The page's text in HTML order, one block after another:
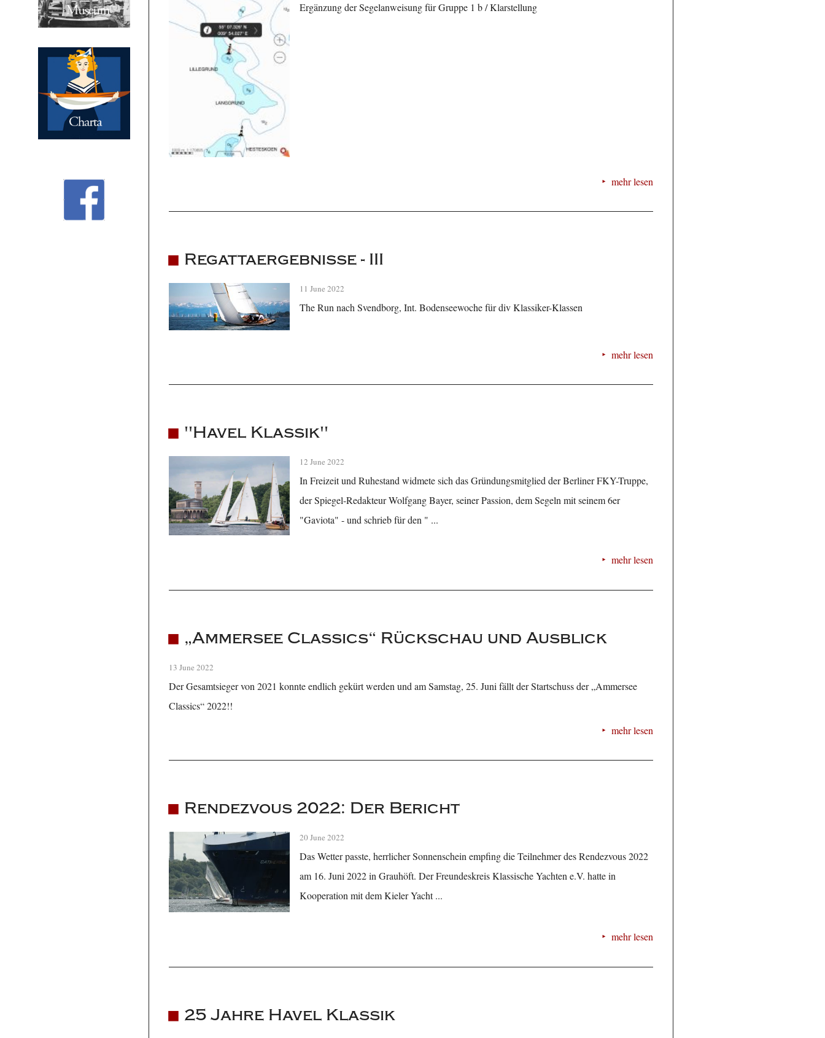
Ergänzung der Segelanweisung für Gruppe 1 b / Klarstellung
mehr lesen
Regattaergebnisse - III
11 June 2022
The Run nach Svendborg, Int. Bodenseewoche für div Klassiker-Klassen
mehr lesen
"Havel Klassik"
12 June 2022
In Freizeit und Ruhestand widmete sich das Gründungsmitglied der Berliner FKY-Truppe,
der Spiegel-Redakteur Wolfgang Bayer, seiner Passion, dem Segeln mit seinem 6er
"Gaviota" - und schrieb für den " ...
mehr lesen
„Ammersee Classics“ Rückschau und Ausblick
13 June 2022
Der Gesamtsieger von 2021 konnte endlich gekürt werden und am Samstag, 25. Juni fällt der Startschuss der „Ammersee
Classics“ 2022!!
mehr lesen
Rendezvous 2022: Der Bericht
20 June 2022
Das Wetter passte, herrlicher Sonnenschein empfing die Teilnehmer des Rendezvous 2022
am 16. Juni 2022 in Grauhöft. Der Freundeskreis Klassische Yachten e.V. hatte in
Kooperation mit dem Kieler Yacht ...
mehr lesen
25 Jahre Havel Klassik